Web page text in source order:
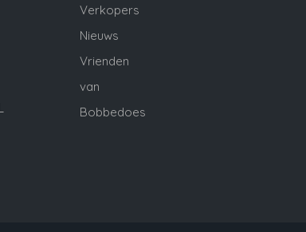
Verkopers
Nieuws
Vrienden
van
Bobbedoes